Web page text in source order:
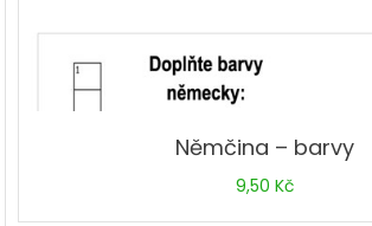
Němčina – barvy
9,50 Kč